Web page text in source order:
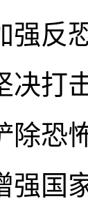
反恐
打击
恐怖
国家